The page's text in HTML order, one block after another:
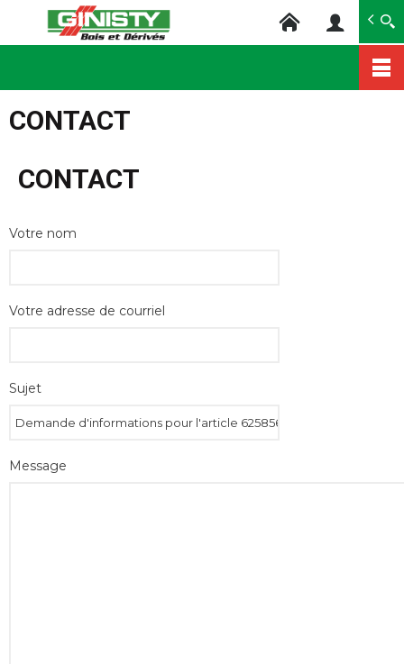
au
contenu
CONTACT
CONTACT
Votre nom
Votre adresse de courriel
Sujet
Message